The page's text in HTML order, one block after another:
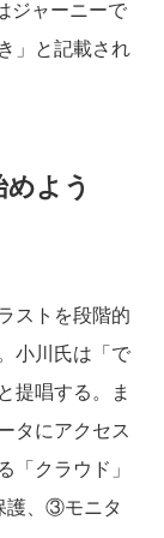
ジャーニーで
」と記載され
めよう
ストを段階的
小川氏は「で
提唱する。ま
タにアクセス
「クラウド」
護、③モニタ